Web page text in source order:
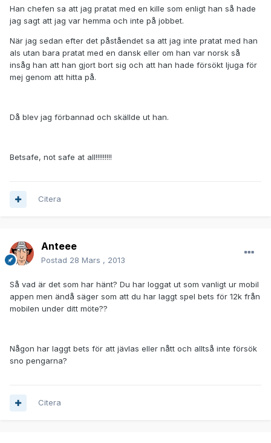
Han chefen sa att jag pratat med en kille som enligt han så hade
jag sagt att jag var hemma och inte på jobbet.
När jag sedan efter det påståendet sa att jag inte pratat med han
als utan bara pratat med en dansk eller om han var norsk så
insåg han att han gjort bort sig och att han hade försökt ljuga för
mej genom att hitta på.
Då blev jag förbannad och skällde ut han.
Betsafe, not safe at all!!!!!!!!!
Citera
Anteee
Postad 28 Mars , 2013
Så vad är det som har hänt? Du har loggat ut som vanligt ur mobil
appen men ändå säger som att du har laggt spel bets för 12k från
mobilen under ditt möte??
Någon har laggt bets för att jävlas eller nått och alltså inte försök
sno pengarna?
Citera